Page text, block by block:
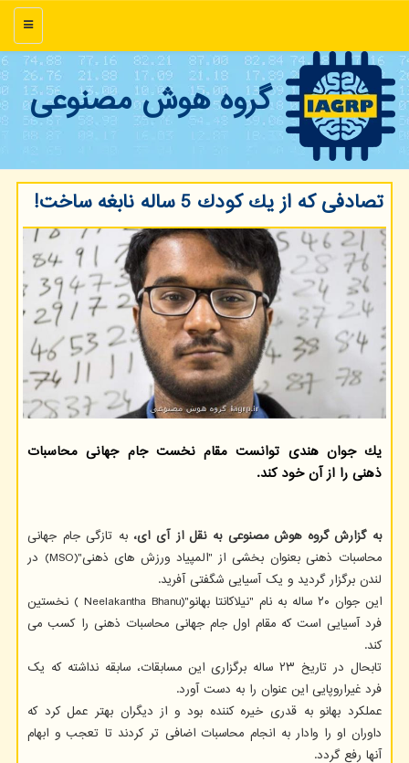
منو
گروه هوش مصنوعی
تصادفی كه از یك كودك 5 ساله نابغه ساخت!
یك جوان هندی توانست مقام نخست جام جهانی محاسبات
ذهنی را از آن خود كند.
به گزارش گروه هوش مصنوعی به نقل از آی ای،به تازگی جام جهانی
محاسبات ذهنی بعنوان بخشی از "المپیاد ورزش های ذهنی"(MSO) در
لندن برگزار گردید و یک آسیایی شگفتی آفرید.
این جوان ۲۰ ساله به نام "نیلاکانتا بهانو"(Neelakantha Bhanu ) نخستین
فرد آسیایی است که مقام اول جام جهانی محاسبات ذهنی را کسب می
کند.
تابحال در تاریخ ۲۳ ساله برگزاری این مسابقات، سابقه نداشته که یک
فرد غیراروپایی این عنوان را به دست آورد.
عملکرد بهانو به قدری خیره کننده بود و از دیگران بهتر عمل کرد که
داوران او را وادار به انجام محاسبات اضافی تر کردند تا تعجب و ابهام
آنها رفع گردد.